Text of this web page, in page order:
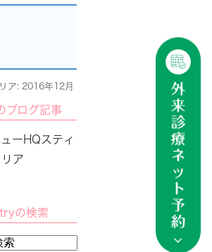
ア: 2016年12月
ブログ記事
ーHQスティ
ア
の検索